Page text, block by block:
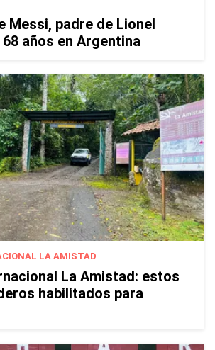
Messi, padre de Lionel
años en Argentina
LA AMISTAD
La Amistad: estos
habilitados para